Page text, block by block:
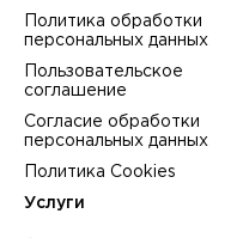
Политика обработки
персональных данных
Пользовательское
соглашение
Согласие обработки
персональных данных
Политика Cookies
Услуги